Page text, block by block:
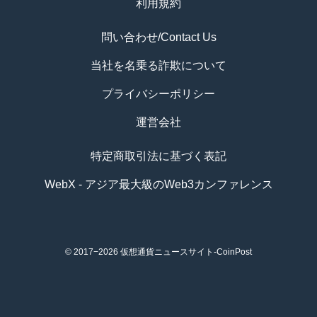
利用規約
問い合わせ/Contact Us
当社を名乗る詐欺について
プライバシーポリシー
運営会社
特定商取引法に基づく表記
WebX - アジア最大級のWeb3カンファレンス
© 2017−2026 仮想通貨ニュースサイト-CoinPost